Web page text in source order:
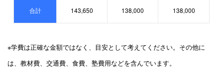
合計 143,650 138,000 138,000
※学費は正確な金額ではなく、目安として考えてください。その他に
は、教材費、交通費、食費、塾費用などを含んでいます。